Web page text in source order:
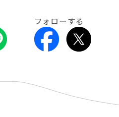
フォローする